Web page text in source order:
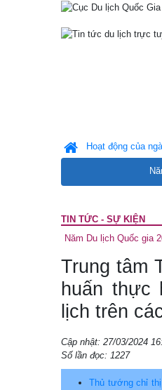
Hoạt động của
TIN TỨC - SỰ KIỆN
Năm Du lịch Quốc gia
Trung tâm
huấn thực
lịch trên
Cập nhật: 27/03/2024
Số lần đọc: 1227
Thủ tướng chỉ